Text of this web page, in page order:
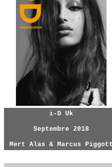
i-D Uk
Septembre 2018
Mert Alas & Marcus Piggott